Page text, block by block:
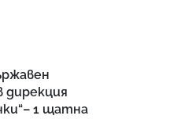
дирекция
1 щатнa